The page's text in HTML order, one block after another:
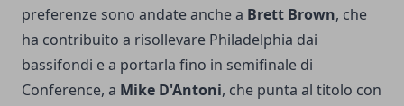
preferenze sono andate anche a Brett Brown, che
ha contribuito a risollevare Philadelphia dai
bassifondi e a portarla fino in semifinale di
Conference, a Mike D'Antoni, che punta al titolo con